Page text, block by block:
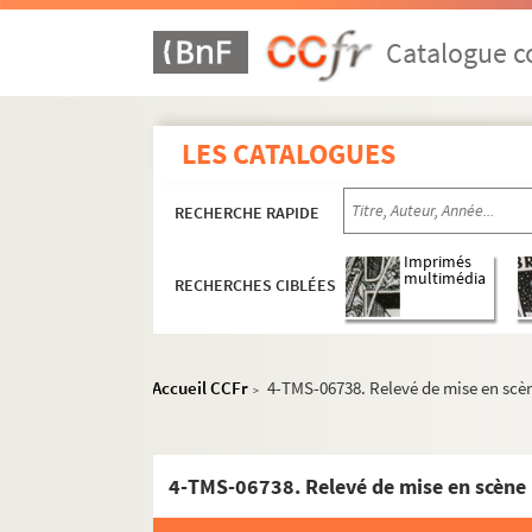
Catalogue
LES CATALOGUES
RECHERCHE RAPIDE
RECHERCHES CIBLÉES
Imprimés
multimédia
Accueil CCFr > 4-TMS-06738. Relevé de mise en
4-TMS-06738. Relevé de mise en scène
Maurice Devilliers. Loriot : comédie militaire
Casimir Delavigne. Louis XI : tragédie en 5
Romain Rolland. Les loups : pièce en 3 actes.
Pierre Véber. Loute : comédie en 4 actes. 1902
John Galsworthy. Loyauté : pièce en 3
Marcel Aymé. Lucienne et le boucher : pièce
Victor Hugo. Lucrèce Borgia : drame en 3
Pierre Scize. Ludo : comédie en 3 actes. 1932
Pierre Wolff, Gaston Leroux. Le lys : pièce en
Maurice Donnay. Lysistrata : comédie en 4